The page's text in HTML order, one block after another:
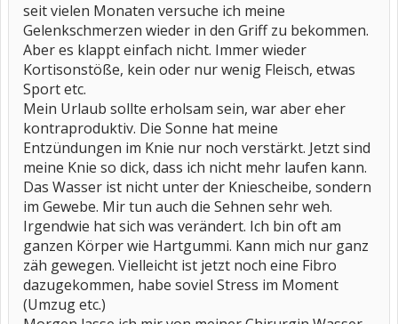
seit vielen Monaten versuche ich meine
Gelenkschmerzen wieder in den Griff zu bekommen.
Aber es klappt einfach nicht. Immer wieder
Kortisonstöße, kein oder nur wenig Fleisch, etwas
Sport etc.
Mein Urlaub sollte erholsam sein, war aber eher
kontraproduktiv. Die Sonne hat meine
Entzündungen im Knie nur noch verstärkt. Jetzt sind
meine Knie so dick, dass ich nicht mehr laufen kann.
Das Wasser ist nicht unter der Kniescheibe, sondern
im Gewebe. Mir tun auch die Sehnen sehr weh.
Irgendwie hat sich was verändert. Ich bin oft am
ganzen Körper wie Hartgummi. Kann mich nur ganz
zäh gewegen. Vielleicht ist jetzt noch eine Fibro
dazugekommen, habe soviel Stress im Moment
(Umzug etc.)